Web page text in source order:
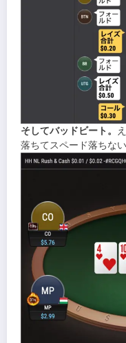
そしてバッドビート。
落ちてスペード落ちな